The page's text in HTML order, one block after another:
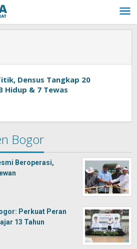
Densus Tangkap 20
Hidup & 7 Tewas
Bogor
Beroperasi,
Perkuat Peran
13 Tahun